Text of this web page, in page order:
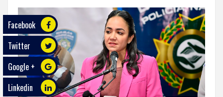
SALUD
TECNOLOGÍA
ECO
PLAY
TRABAJOS
DE
Facebook
Twitter
Google +
Linkedin